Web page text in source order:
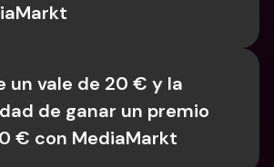
un vale de 20 € y la
de ganar un premio
€ con MediaMarkt